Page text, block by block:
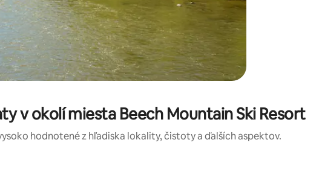
v okolí miesta Beech Mountain Ski Resort
hodnotené z hľadiska lokality, čistoty a ďalších aspektov.